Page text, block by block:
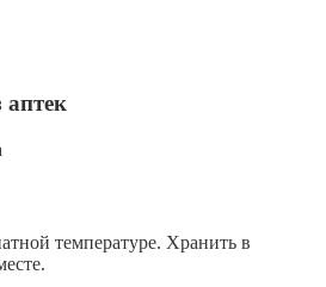
аптек
температуре. Хранить в